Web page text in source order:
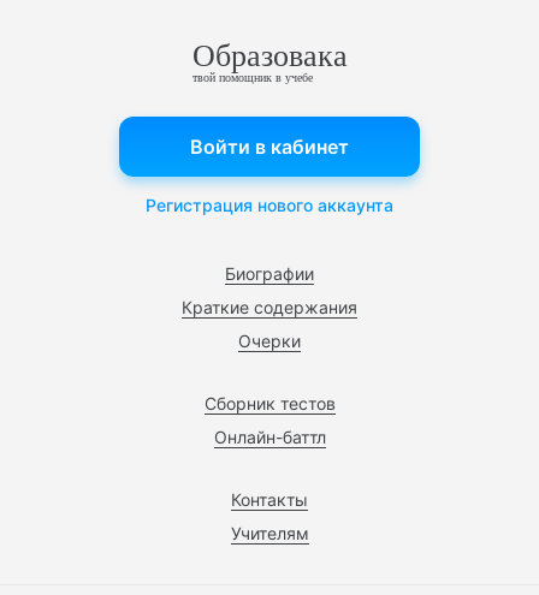
Образовака
твой помощник в учебе
Биографии
Краткие содержания
Очерки
Сборник тестов
Онлайн-баттл
Контакты
Учителям
Войти в кабинет
Регистрация нового аккаунта